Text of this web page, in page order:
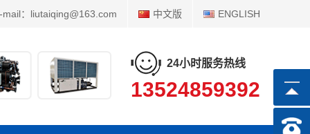
mail：liutaiqing@163.com 中文版 ENGLISH
24小时服务热线
13524859392